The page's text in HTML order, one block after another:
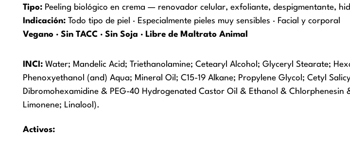
Tipo: Peeling biológico en crema — renovador celular, exfoliante, despigmentante,
Indicación: Todo tipo de piel · Especialmente pieles muy sensibles · Facial y corporal
Vegano · Sin TACC · Sin Soja · Libre de Maltrato Animal
INCI: Water; Mandelic Acid; Triethanolamine; Cetearyl Alcohol; Glyceryl Stearate;
Phenoxyethanol (and) Aqua; Mineral Oil; C15-19 Alkane; Propylene Glycol; Cetyl
Dibromohexamidine & PEG-40 Hydrogenated Castor Oil & Ethanol &
Limonene; Linalool).
Activos: